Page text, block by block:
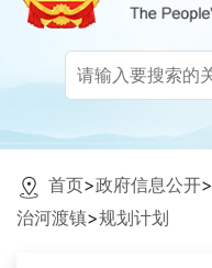
首页>政府信息公开>
治河渡镇>规划计划